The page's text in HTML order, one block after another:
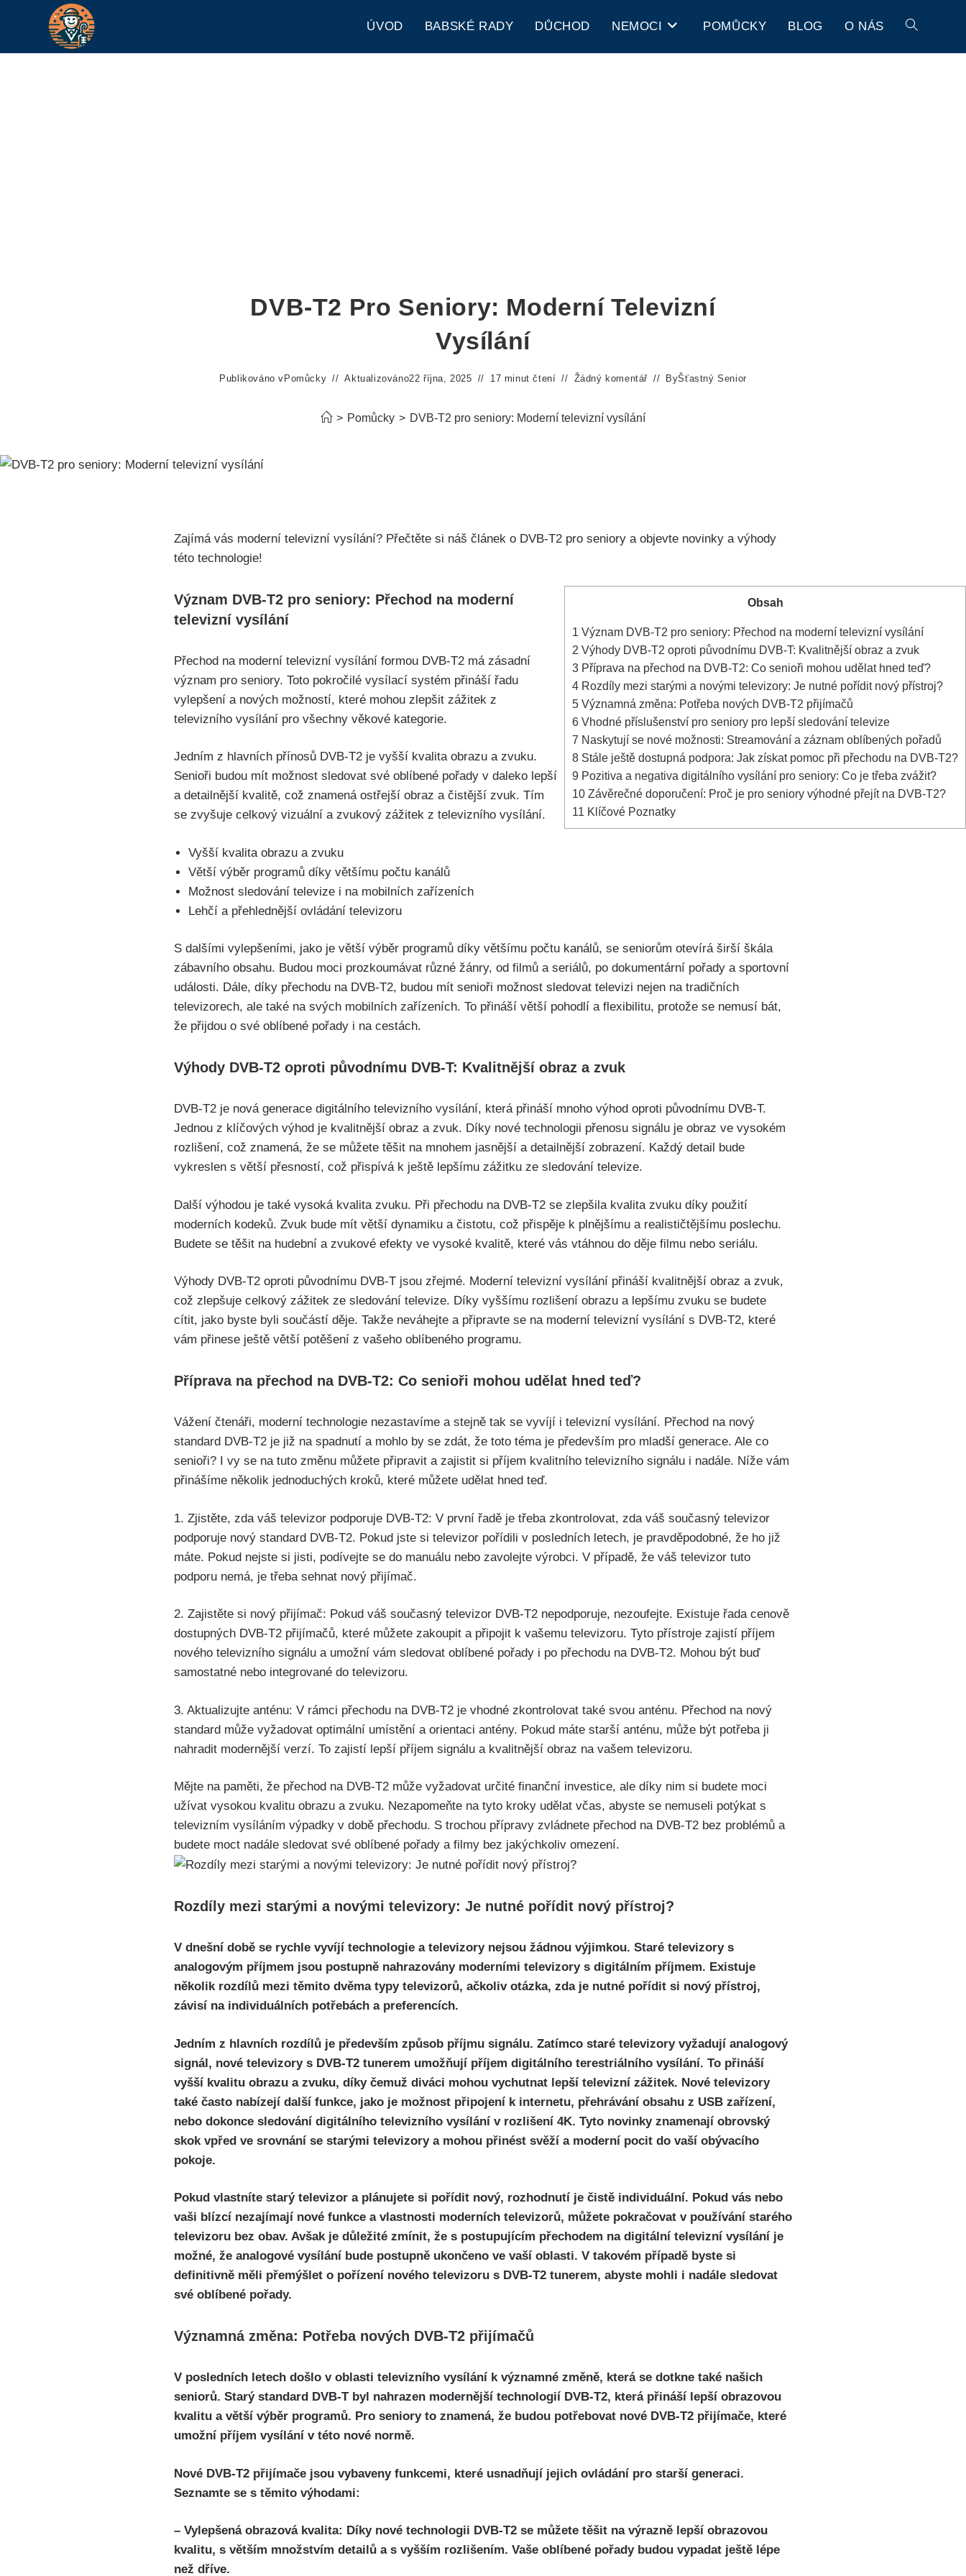
ÚVOD BABSKÉ RADY DŮCHOD NEMOCI POMŮCKY BLOG O NÁS
DVB-T2 Pro Seniory: Moderní Televizní
Vysílání
Publikováno v Pomůcky Aktualizováno22 října, 2025 17 minut čtení Žádný komentář ByŠťastný Senior
> Pomůcky > DVB-T2 pro seniory: Moderní televizní vysílání
Zajímá vás moderní televizní vysílání? Přečtěte si náš článek o DVB-T2 pro seniory a objevte novinky a výhody
této technologie!
Obsah
1 Význam DVB-T2 pro seniory: Přechod na moderní televizní vysílání
2 Výhody DVB-T2 oproti původnímu DVB-T: Kvalitnější obraz a zvuk
3 Příprava na přechod na DVB-T2: Co senioři mohou udělat hned teď?
4 Rozdíly mezi starými a novými televizory: Je nutné pořídit nový přístroj?
5 Významná změna: Potřeba nových DVB-T2 přijímačů
6 Vhodné příslušenství pro seniory pro lepší sledování televize
7 Naskytují se nové možnosti: Streamování a záznam oblíbených pořadů
8 Stále ještě dostupná podpora: Jak získat pomoc při přechodu na DVB-T2?
9 Pozitiva a negativa digitálního vysílání pro seniory: Co je třeba zvážit?
10 Závěrečné doporučení: Proč je pro seniory výhodné přejít na DVB-T2?
11 Klíčové Poznatky
Význam DVB-T2 pro seniory: Přechod na moderní
televizní vysílání
Přechod na moderní televizní vysílání formou DVB-T2 má zásadní
význam pro seniory. Toto pokročilé vysílací systém přináší řadu
vylepšení a nových možností, které mohou zlepšit zážitek z
televizního vysílání pro všechny věkové kategorie.
Jedním z hlavních přínosů DVB-T2 je vyšší kvalita obrazu a zvuku.
Senioři budou mít možnost sledovat své oblíbené pořady v daleko lepší
a detailnější kvalitě, což znamená ostřejší obraz a čistější zvuk. Tím
se zvyšuje celkový vizuální a zvukový zážitek z televizního vysílání.
Vyšší kvalita obrazu a zvuku
Větší výběr programů díky většímu počtu kanálů
Možnost sledování televize i na mobilních zařízeních
Lehčí a přehlednější ovládání televizoru
S dalšími vylepšeními, jako je větší výběr programů díky většímu počtu kanálů, se seniorům otevírá širší škála
zábavního obsahu. Budou moci prozkoumávat různé žánry, od filmů a seriálů, po dokumentární pořady a sportovní
události. Dále, díky přechodu na DVB-T2, budou mít senioři možnost sledovat televizi nejen na tradičních
televizorech, ale také na svých mobilních zařízeních. To přináší větší pohodlí a flexibilitu, protože se nemusí bát,
že přijdou o své oblíbené pořady i na cestách.
Výhody DVB-T2 oproti původnímu DVB-T: Kvalitnější obraz a zvuk
DVB-T2 je nová generace digitálního televizního vysílání, která přináší mnoho výhod oproti původnímu DVB-T.
Jednou z klíčových výhod je kvalitnější obraz a zvuk. Díky nové technologii přenosu signálu je obraz ve vysokém
rozlišení, což znamená, že se můžete těšit na mnohem jasnější a detailnější zobrazení. Každý detail bude
vykreslen s větší přesností, což přispívá k ještě lepšímu zážitku ze sledování televize.
Další výhodou je také vysoká kvalita zvuku. Při přechodu na DVB-T2 se zlepšila kvalita zvuku díky použití
moderních kodeků. Zvuk bude mít větší dynamiku a čistotu, což přispěje k plnějšímu a realističtějšímu poslechu.
Budete se těšit na hudební a zvukové efekty ve vysoké kvalitě, které vás vtáhnou do děje filmu nebo seriálu.
Výhody DVB-T2 oproti původnímu DVB-T jsou zřejmé. Moderní televizní vysílání přináší kvalitnější obraz a zvuk,
což zlepšuje celkový zážitek ze sledování televize. Díky vyššímu rozlišení obrazu a lepšímu zvuku se budete
cítit, jako byste byli součástí děje. Takže neváhejte a připravte se na moderní televizní vysílání s DVB-T2, které
vám přinese ještě větší potěšení z vašeho oblíbeného programu.
Příprava na přechod na DVB-T2: Co senioři mohou udělat hned teď?
Vážení čtenáři, moderní technologie nezastavíme a stejně tak se vyvíjí i televizní vysílání. Přechod na nový
standard DVB-T2 je již na spadnutí a mohlo by se zdát, že toto téma je především pro mladší generace. Ale co
senioři? I vy se na tuto změnu můžete připravit a zajistit si příjem kvalitního televizního signálu i nadále. Níže vám
přinášíme několik jednoduchých kroků, které můžete udělat hned teď.
1. Zjistěte, zda váš televizor podporuje DVB-T2: V první řadě je třeba zkontrolovat, zda váš současný televizor
podporuje nový standard DVB-T2. Pokud jste si televizor pořídili v posledních letech, je pravděpodobné, že ho již
máte. Pokud nejste si jisti, podívejte se do manuálu nebo zavolejte výrobci. V případě, že váš televizor tuto
podporu nemá, je třeba sehnat nový přijímač.
2. Zajistěte si nový přijímač: Pokud váš současný televizor DVB-T2 nepodporuje, nezoufejte. Existuje řada cenově
dostupných DVB-T2 přijímačů, které můžete zakoupit a připojit k vašemu televizoru. Tyto přístroje zajistí příjem
nového televizního signálu a umožní vám sledovat oblíbené pořady i po přechodu na DVB-T2. Mohou být buď
samostatné nebo integrované do televizoru.
3. Aktualizujte anténu: V rámci přechodu na DVB-T2 je vhodné zkontrolovat také svou anténu. Přechod na nový
standard může vyžadovat optimální umístění a orientaci antény. Pokud máte starší anténu, může být potřeba ji
nahradit modernější verzí. To zajistí lepší příjem signálu a kvalitnější obraz na vašem televizoru.
Mějte na paměti, že přechod na DVB-T2 může vyžadovat určité finanční investice, ale díky nim si budete moci
užívat vysokou kvalitu obrazu a zvuku. Nezapomeňte na tyto kroky udělat včas, abyste se nemuseli potýkat s
televizním vysíláním výpadky v době přechodu. S trochou přípravy zvládnete přechod na DVB-T2 bez problémů a
budete moct nadále sledovat své oblíbené pořady a filmy bez jakýchkoliv omezení.
Rozdíly mezi starými a novými televizory: Je nutné pořídit nový přístroj?
V dnešní době se rychle vyvíjí technologie a televizory nejsou žádnou výjimkou. Staré televizory s
analogovým příjmem jsou postupně nahrazovány moderními televizory s digitálním příjmem. Existuje
několik rozdílů mezi těmito dvěma typy televizorů, ačkoliv otázka, zda je nutné pořídit si nový přístroj,
závisí na individuálních potřebách a preferencích.
Jedním z hlavních rozdílů je především způsob příjmu signálu. Zatímco staré televizory vyžadují analogový
signál, nové televizory s DVB-T2 tunerem umožňují příjem digitálního terestriálního vysílání. To přináší
vyšší kvalitu obrazu a zvuku, díky čemuž diváci mohou vychutnat lepší televizní zážitek. Nové televizory
také často nabízejí další funkce, jako je možnost připojení k internetu, přehrávání obsahu z USB zařízení,
nebo dokonce sledování digitálního televizního vysílání v rozlišení 4K. Tyto novinky znamenají obrovský
skok vpřed ve srovnání se starými televizory a mohou přinést svěží a moderní pocit do vaší obývacího
pokoje.
Pokud vlastníte starý televizor a plánujete si pořídit nový, rozhodnutí je čistě individuální. Pokud vás nebo
vaši blízcí nezajímají nové funkce a vlastnosti moderních televizorů, můžete pokračovat v používání starého
televizoru bez obav. Avšak je důležité zmínit, že s postupujícím přechodem na digitální televizní vysílání je
možné, že analogové vysílání bude postupně ukončeno ve vaší oblasti. V takovém případě byste si
definitivně měli přemýšlet o pořízení nového televizoru s DVB-T2 tunerem, abyste mohli i nadále sledovat
své oblíbené pořady.
Významná změna: Potřeba nových DVB-T2 přijímačů
V posledních letech došlo v oblasti televizního vysílání k významné změně, která se dotkne také našich
seniorů. Starý standard DVB-T byl nahrazen modernější technologií DVB-T2, která přináší lepší obrazovou
kvalitu a větší výběr programů. Pro seniory to znamená, že budou potřebovat nové DVB-T2 přijímače, které
umožní příjem vysílání v této nové normě.
Nové DVB-T2 přijímače jsou vybaveny funkcemi, které usnadňují jejich ovládání pro starší generaci.
Seznamte se s těmito výhodami:
– Vylepšená obrazová kvalita: Díky nové technologii DVB-T2 se můžete těšit na výrazně lepší obrazovou
kvalitu, s větším množstvím detailů a s vyšším rozlišením. Vaše oblíbené pořady budou vypadat ještě lépe
než dříve.